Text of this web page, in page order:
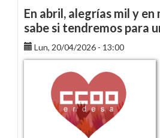
Sobredosis
formativa
no,
gracias.
En abril, alegrías mil y en
sabe si tendremos para
Lun, 20/04/2026 - 13:00